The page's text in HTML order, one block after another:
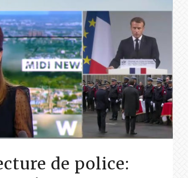
de police: